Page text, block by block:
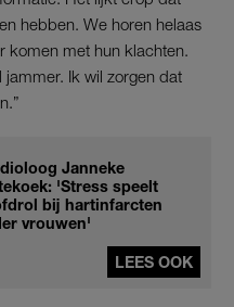
hebben. We horen helaas
komen met hun klachten.
jammer. Ik wil zorgen dat
Janneke
'Stress speelt
bij hartinfarcten
vrouwen'
LEES OOK